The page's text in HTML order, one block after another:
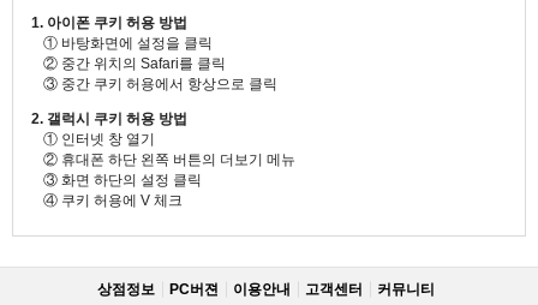
1. 아이폰 쿠키 허용 방법
① 바탕화면에 설정을 클릭
② 중간 위치의 Safari를 클릭
③ 중간 쿠키 허용에서 항상으로 클릭
2. 갤럭시 쿠키 허용 방법
① 인터넷 창 열기
② 휴대폰 하단 왼쪽 버튼의 더보기 메뉴
③ 화면 하단의 설정 클릭
④ 쿠키 허용에 V 체크
상점정보 PC버젼 이용안내 고객센터 커뮤니티